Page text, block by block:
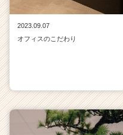
2023.09.07
オフィスのこだわり